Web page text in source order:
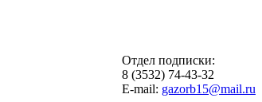
Отдел подписки:
8 (3532) 74-43-32
E-mail: gazorb15@mail.ru